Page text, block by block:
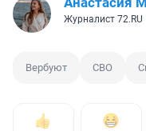
Журналист 72.RU
Вербуют СВО